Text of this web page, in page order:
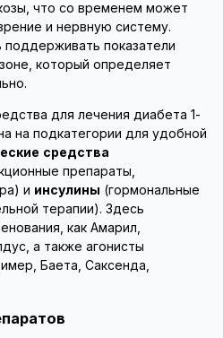
что со временем может
и нервную систему.
показатели
который определяет
для лечения диабета 1-
на подкатегории для удобной
средства
препараты,
и инсулины (гормональные
терапии). Здесь
как Амарил,
а также агонисты
Баета, Саксенда,